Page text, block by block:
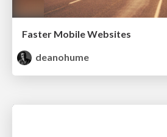
Faster Mobile Websites
deanohume